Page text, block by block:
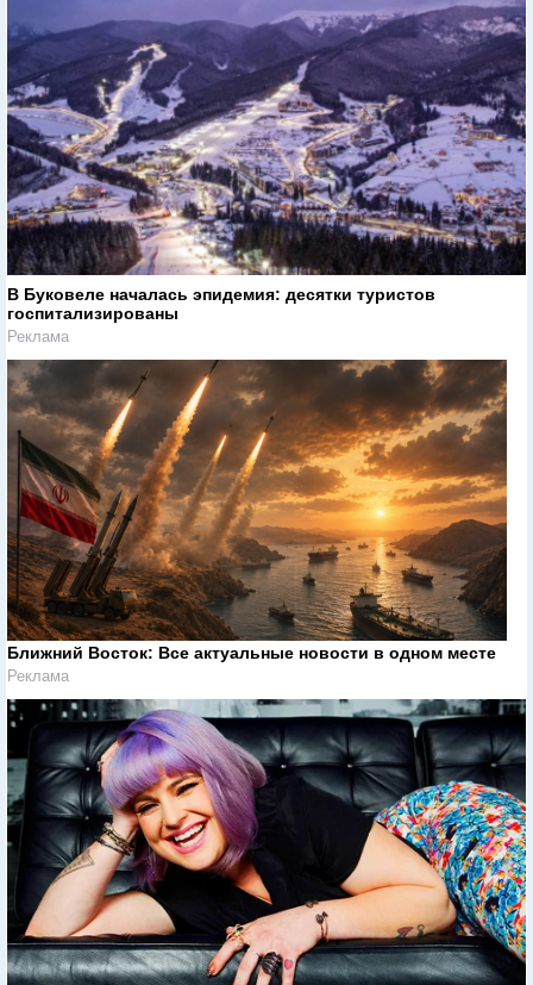
В Буковеле началась эпидемия: десятки туристов
госпитализированы
Реклама
Ближний Восток: Все актуальные новости в одном месте
Реклама